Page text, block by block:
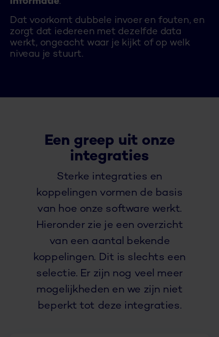
Dat voorkomt dubbele invoer en fouten, en
zorgt dat iedereen met dezelfde data
werkt, ongeacht waar je kijkt of op welk
niveau je stuurt.
Een greep uit onze
integraties
Sterke integraties en
koppelingen vormen de basis
van hoe onze software werkt.
Hieronder zie je een overzicht
van een aantal bekende
koppelingen. Dit is slechts een
selectie. Er zijn nog veel meer
mogelijkheden en we zijn niet
beperkt tot deze integraties.